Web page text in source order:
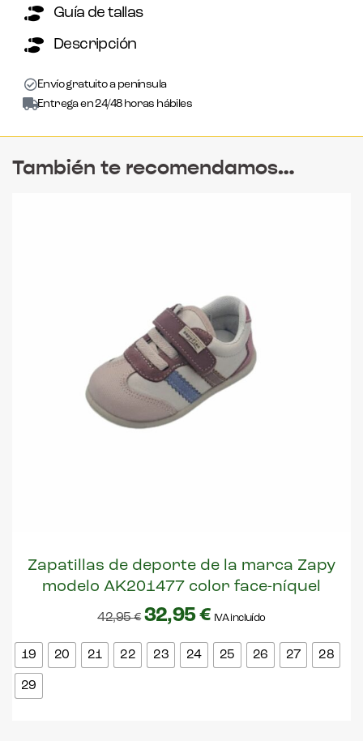
Guía de tallas
Descripción
Envío gratuito a península
Entrega en 24/48 horas hábiles
También te recomendamos…
Zapatillas de deporte de la marca Zapy
modelo AK201477 color face-níquel
42,95€ 32,95€ IVA incluído
19 20 21 22 23 24 25 26 27 28
29